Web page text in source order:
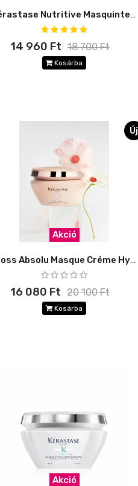
Kérastase Nutritive Masquintense Rich
14 960 Ft 18 700 Ft
Kosárba
Új
Akció
Gloss Absolu Masque Créme Hydra-Glaze 200 ml
16 080 Ft 20 100 Ft
Kosárba
Akció